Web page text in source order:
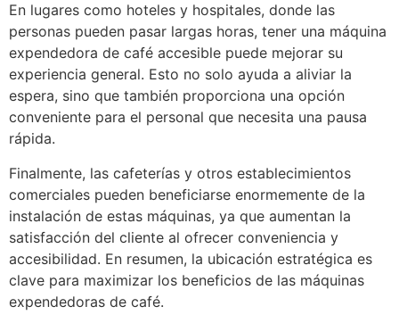
En lugares como hoteles y hospitales, donde las
personas pueden pasar largas horas, tener una máquina
expendedora de café accesible puede mejorar su
experiencia general. Esto no solo ayuda a aliviar la
espera, sino que también proporciona una opción
conveniente para el personal que necesita una pausa
rápida.
Finalmente, las cafeterías y otros establecimientos
comerciales pueden beneficiarse enormemente de la
instalación de estas máquinas, ya que aumentan la
satisfacción del cliente al ofrecer conveniencia y
accesibilidad. En resumen, la ubicación estratégica es
clave para maximizar los beneficios de las máquinas
expendedoras de café.